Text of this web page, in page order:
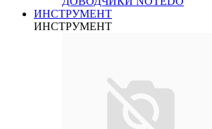
ИНСТРУМЕНТ
ИНСТРУМЕНТ